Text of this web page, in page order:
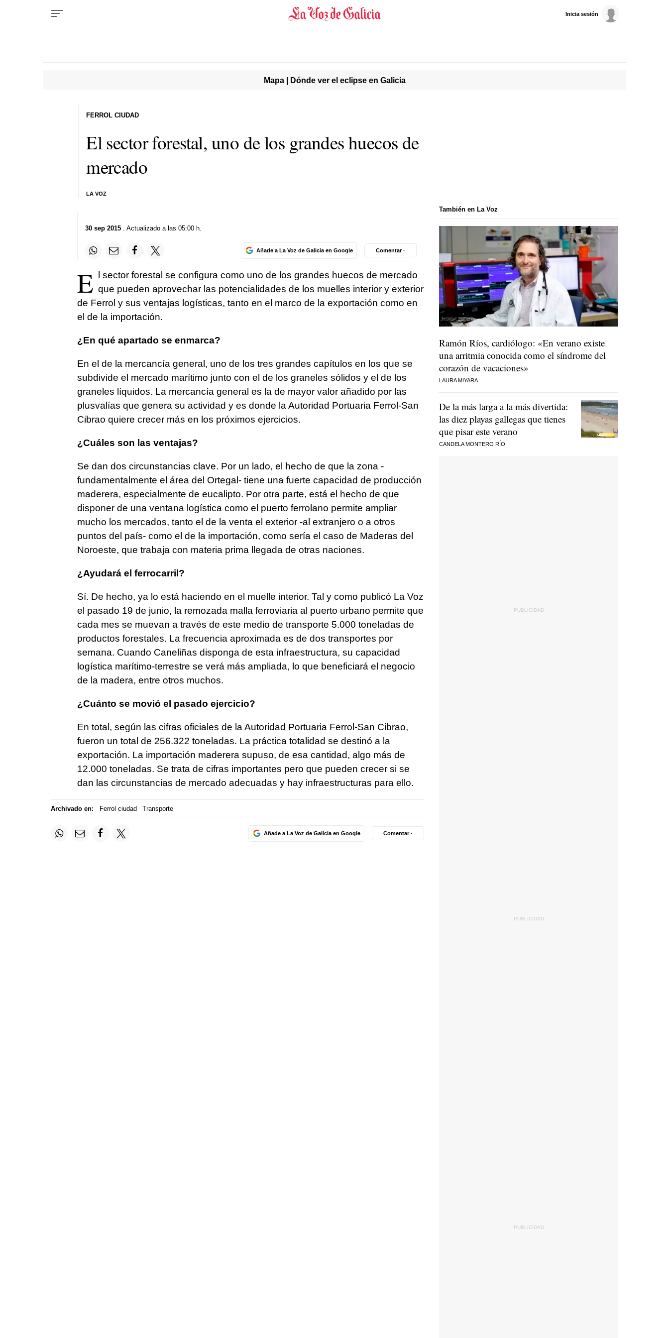
Inicia sesión
Mapa | Dónde ver el eclipse en Galicia
El sector forestal, uno de los grandes huecos de
mercado
LA VOZ
FERROL CIUDAD
30 sep 2015. Actualizado a las 05:00 h.
Añade a La Voz de Galicia en Google Comentar ·
E
l sector forestal se configura como uno de los grandes huecos de mercado
que pueden aprovechar las potencialidades de los muelles interior y exterior
de Ferrol y sus ventajas logísticas, tanto en el marco de la exportación como en
el de la importación.
¿En qué apartado se enmarca?
En el de la mercancía general, uno de los tres grandes capítulos en los que se
subdivide el mercado marítimo junto con el de los graneles sólidos y el de los
graneles líquidos. La mercancía general es la de mayor valor añadido por las
plusvalías que genera su actividad y es donde la Autoridad Portuaria Ferrol-San
Cibrao quiere crecer más en los próximos ejercicios.
¿Cuáles son las ventajas?
Se dan dos circunstancias clave. Por un lado, el hecho de que la zona -
fundamentalmente el área del Ortegal- tiene una fuerte capacidad de producción
maderera, especialmente de eucalipto. Por otra parte, está el hecho de que
disponer de una ventana logística como el puerto ferrolano permite ampliar
mucho los mercados, tanto el de la venta el exterior -al extranjero o a otros
puntos del país- como el de la importación, como sería el caso de Maderas del
Noroeste, que trabaja con materia prima llegada de otras naciones.
¿Ayudará el ferrocarril?
Sí. De hecho, ya lo está haciendo en el muelle interior. Tal y como publicó La Voz
el pasado 19 de junio, la remozada malla ferroviaria al puerto urbano permite que
cada mes se muevan a través de este medio de transporte 5.000 toneladas de
productos forestales. La frecuencia aproximada es de dos transportes por
semana. Cuando Caneliñas disponga de esta infraestructura, su capacidad
logística marítimo-terrestre se verá más ampliada, lo que beneficiará el negocio
de la madera, entre otros muchos.
¿Cuánto se movió el pasado ejercicio?
En total, según las cifras oficiales de la Autoridad Portuaria Ferrol-San Cibrao,
fueron un total de 256.322 toneladas. La práctica totalidad se destinó a la
exportación. La importación maderera supuso, de esa cantidad, algo más de
12.000 toneladas. Se trata de cifras importantes pero que pueden crecer si se
dan las circunstancias de mercado adecuadas y hay infraestructuras para ello.
Archivado en: Ferrol ciudad Transporte
Añade a La Voz de Galicia en Google Comentar ·
También en La Voz
Ramón Ríos, cardiólogo: «En verano existe
una arritmia conocida como el síndrome del
corazón de vacaciones»
LAURA MIYARA
De la más larga a la más divertida:
las diez playas gallegas que tienes
que pisar este verano
CANDELA MONTERO RÍO